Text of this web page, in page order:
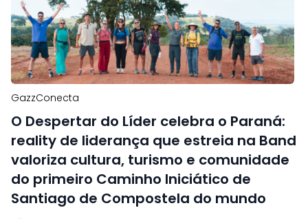
GazzConecta
O Despertar do Líder celebra o Paraná:
reality de liderança que estreia na Band
valoriza cultura, turismo e comunidade
do primeiro Caminho Iniciático de
Santiago de Compostela do mundo